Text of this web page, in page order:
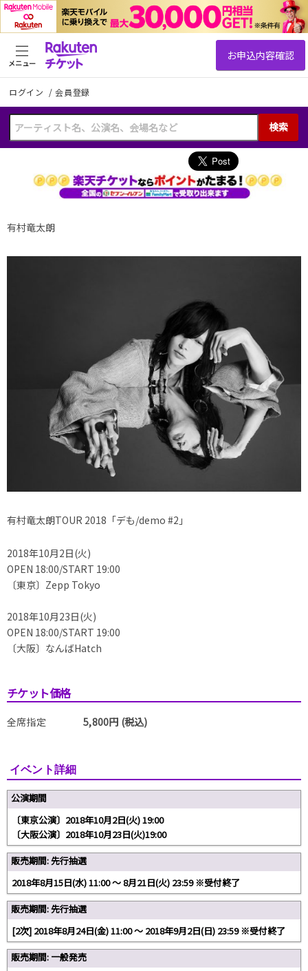
ログイン /会員登録
検索
メニュー
有村竜太朗
有村竜太朗TOUR 2018「デも/demo #2」
2018年10月2日(火)
OPEN 18:00/START 19:00
〔東京〕Zepp Tokyo
2018年10月23日(火)
OPEN 18:00/START 19:00
〔大阪〕なんばHatch
チケット価格
全席指定 5,800円 (税込)
イベント詳細
公演期間
〔東京公演〕2018年10月2日(火) 19:00
〔大阪公演〕2018年10月23日(火)19:00
販売期間: 先行抽選
2018年8月15日(水) 11:00 〜 8月21日(火) 23:59 ※受付終了
販売期間: 先行抽選
[2次] 2018年8月24日(金) 11:00 ～ 2018年9月2日(日) 23:59 ※受付終了
販売期間: 一般発売